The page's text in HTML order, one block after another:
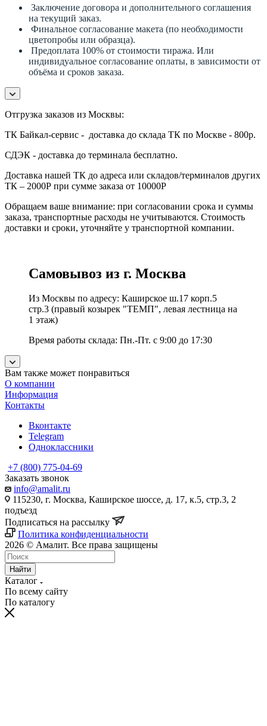
Заключение договора и дополнительного соглашения
на текущий заказ.
Финальное согласование макета (по необходимости
цветопробы или образца).
Предоплата 100% от стоимости тиража. Или
индивидуальное согласование оплаты, в зависимости от
объёма и сроков заказа.
Отгрузка заказов из Москвы:
ТК Байкал-сервис - доставка до склада ТК по Москве - 800р.
СДЭК - доставка до терминала бесплатно.
Доставка нашей ТК до адреса или складов/терминалов других
ТК – 2000Р при сумме заказа от 10000Р
Обращаем ваше внимание: при согласовании срока и суммы
заказа, транспортные расходы не учитываются. Стоимость
доставки и сроки, уточняйте у транспортной компании.
Самовывоз из г. Москва
Из Москвы по адресу: Каширское ш.17 корп.5
стр.3 (правый козырек "ТЕМП", левая лестница на
1 этаж)
Время работы склада: Пн.-Пт. с 9:00 до 17:30
Вам также может понравиться
О компании
Информация
Контакты
Вконтакте
Telegram
Одноклассники
+7 (800) 775-04-69
Заказать звонок
info@amalit.ru
115230, г. Москва, Каширское шоссе, д. 17, к.5, стр.3, 2
подъезд
Подписаться на рассылку
Политика конфиденциальности
2026 © Амалит. Все права защищены
Найти
Каталог
По всему сайту
По каталогу